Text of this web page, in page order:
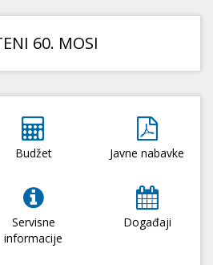
60. MOSI
Budžet Javne nabavke
Servisne
informacije
Događaji